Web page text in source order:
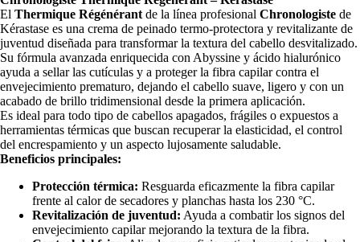
El Thermique Régénérant de la línea profesional Chronologiste de
Kérastase es una crema de peinado termo-protectora y revitalizante de
juventud diseñada para transformar la textura del cabello desvitalizado.
Su fórmula avanzada enriquecida con Abyssine y ácido hialurónico
ayuda a sellar las cutículas y a proteger la fibra capilar contra el
envejecimiento prematuro, dejando el cabello suave, ligero y con un
acabado de brillo tridimensional desde la primera aplicación.
Es ideal para todo tipo de cabellos apagados, frágiles o expuestos a
herramientas térmicas que buscan recuperar la elasticidad, el control
del encrespamiento y un aspecto lujosamente saludable.
Beneficios principales:
Protección térmica: Resguarda eficazmente la fibra capilar
frente al calor de secadores y planchas hasta los 230 °C.
Revitalización de juventud: Ayuda a combatir los signos del
envejecimiento capilar mejorando la textura de la fibra.